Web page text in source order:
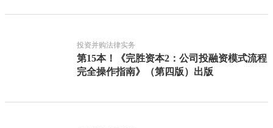
投资并购法律实务
第15本！《完胜资本2：公司投融资模式流程
完全操作指南》（第四版）出版